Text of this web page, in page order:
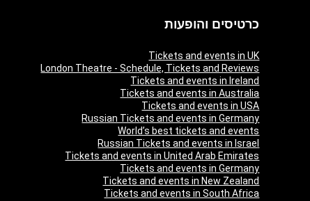
כרטיסים והופעות
Tickets and events in UK
London Theatre - Schedule, Tickets and Reviews
Tickets and events in Ireland
Tickets and events in Australia
Tickets and events in USA
Russian Tickets and events in Germany
World’s best tickets and events
Russian Tickets and events in Israel
Tickets and events in United Arab Emirates
Tickets and events in Germany
Tickets and events in New Zealand
Tickets and events in South Africa